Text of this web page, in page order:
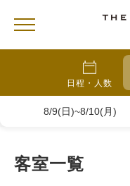
日程・人数
8/9(日)~8/10(月)
客室一覧